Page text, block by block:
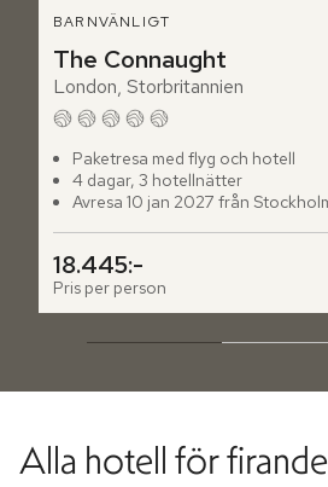
BARNVÄNLIGT
The Connaught
London, Storbritannien
Paketresa med flyg och hotell
4 dagar, 3 hotellnätter
Avresa 10 jan 2027 från
18.445:-
Pris per person
Alla hotell för firande